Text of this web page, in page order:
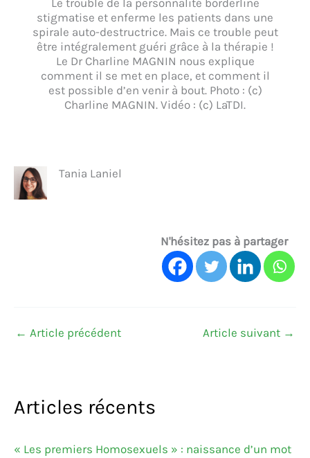
stigmatise et enferme les patients dans une
spirale auto-destructrice. Mais ce trouble peut
être intégralement guéri grâce à la thérapie !
Le Dr Charline MAGNIN nous explique
comment il se met en place, et comment il
est possible d’en venir à bout. Photo : (c)
Charline MAGNIN. Vidéo : (c) LaTDI.
Tania Laniel
N'hésitez pas à partager
← Article précédent Article suivant →
Articles récents
« Les premiers Homosexuels » : naissance d’un mot